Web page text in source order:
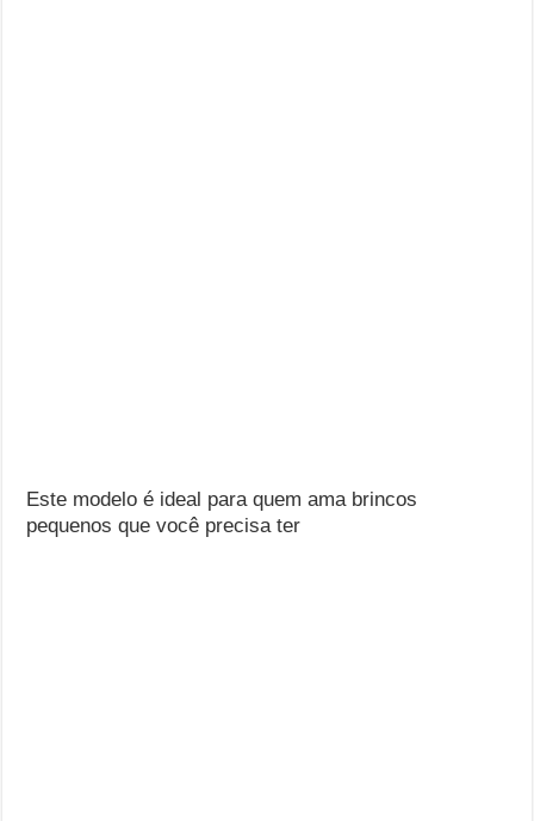
Este modelo é ideal para quem ama brincos
pequenos que você precisa ter